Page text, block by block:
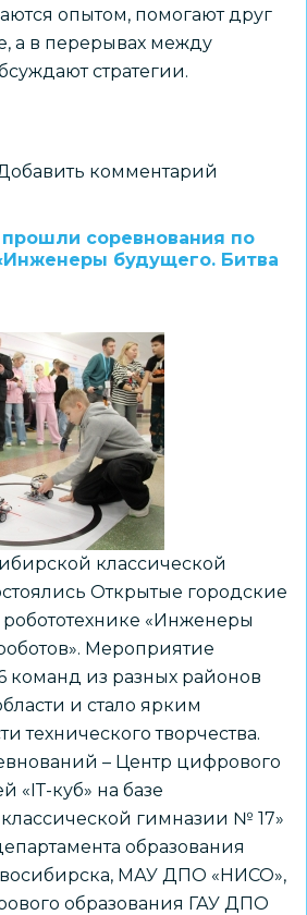
опытом, помогают друг
а в перерывах между
стратегии.
комментарий
соревнования по
будущего. Битва
классической
Открытые городские
«Инженеры
Мероприятие
команд из разных районов
и стало ярким
технического творчества.
– Центр цифрового
«IТ-куб» на базе
гимназии № 17»
образования
МАУ ДПО «НИСО»,
образования ГАУ ДПО